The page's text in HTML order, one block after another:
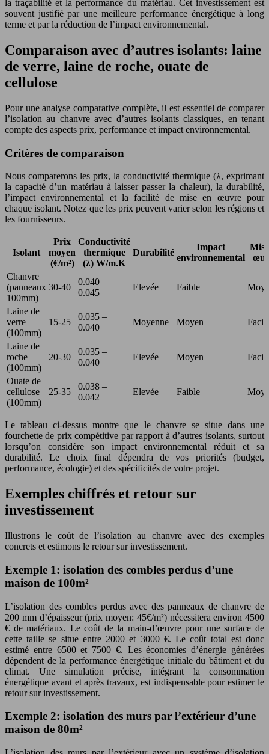
la traçabilité et la performance du matériau. Cet investissement est
souvent justifié par une meilleure performance énergétique à long
terme et par la réduction de l’impact environnemental.
Comparaison avec d’autres isolants: laine
de verre, laine de roche, ouate de
cellulose
Pour une analyse comparative complète, il est essentiel de comparer
l’isolation au chanvre avec d’autres isolants classiques, en tenant
compte des aspects prix, performance et impact environnemental.
Critères de comparaison
Nous comparerons les prix, la conductivité thermique (λ, exprimant
la capacité d’un matériau à laisser passer la chaleur), la durabilité,
l’impact environnemental et la facilité de mise en œuvre pour
chaque isolant. Notez que les prix peuvent varier selon les régions et
les fournisseurs.
Isolant
Prix
moyen
(€/m²)
Conductivité
thermique
(λ) W/m.K
Durabilité
Impact
environnemental
Chanvre
(panneaux
100mm)
30-40
0.040 –
0.045
Elevée Faible
Laine de
verre
(100mm)
15-25
0.035 –
0.040
Moyenne Moyen
Laine de
roche
(100mm)
20-30
0.035 –
0.040
Elevée Moyen
Ouate de
cellulose
(100mm)
25-35
0.038 –
0.042
Elevée Faible
Le tableau ci-dessus montre que le chanvre se situe dans une
fourchette de prix compétitive par rapport à d’autres isolants, surtout
lorsqu’on considère son impact environnemental réduit et sa
durabilité. Le choix final dépendra de vos priorités (budget,
performance, écologie) et des spécificités de votre projet.
Exemples chiffrés et retour sur
investissement
Illustrons le coût de l’isolation au chanvre avec des exemples
concrets et estimons le retour sur investissement.
Exemple 1: isolation des combles perdus d’une
maison de 100m²
L’isolation des combles perdus avec des panneaux de chanvre de
200 mm d’épaisseur (prix moyen: 45€/m²) nécessitera environ 4500
€ de matériaux. Le coût de la main-d’œuvre pour une surface de
cette taille se situe entre 2000 et 3000 €. Le coût total est donc
estimé entre 6500 et 7500 €. Les économies d’énergie générées
dépendent de la performance énergétique initiale du bâtiment et du
climat. Une simulation précise, intégrant la consommation
énergétique avant et après travaux, est indispensable pour estimer le
retour sur investissement.
Exemple 2: isolation des murs par l’extérieur d’une
maison de 80m²